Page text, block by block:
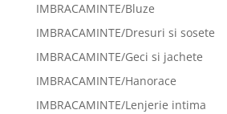
IMBRACAMINTE/Bluze
IMBRACAMINTE/Dresuri si sosete
IMBRACAMINTE/Geci si jachete
IMBRACAMINTE/Hanorace
IMBRACAMINTE/Lenjerie intima